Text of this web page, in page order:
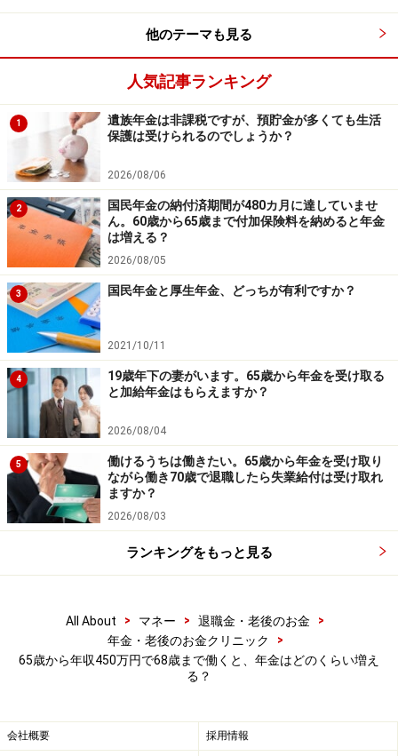
【編集部からのお知らせ】
・「家計」について、アンケート（2026/8/31まで）
を実施
※抽選で20名にAmazonギフト券1000円分プレゼント
※謝礼付きの限定アンケートやモニター企画に参加が可能に
他のテーマも見る
人気記事ランキング
1
遺族年金は非課税ですが、預貯金が多くても生活
保護は受けられるのでしょうか？
2026/08/06
2
国民年金の納付済期間が480カ月に達していませ
ん。60歳から65歳まで付加保険料を納めると年金
は増える？
2026/08/05
3 国民年金と厚生年金、どっちが有利ですか？
2021/10/11
4
19歳年下の妻がいます。65歳から年金を受け取る
と加給年金はもらえますか？
2026/08/04
5
働けるうちは働きたい。65歳から年金を受け取り
ながら働き70歳で退職したら失業給付は受け取れ
ますか？
2026/08/03
ランキングをもっと見る
All About > マネー > 退職金・老後のお金
>
年金・老後のお金クリニック
>
65歳から年収450万円で68歳まで働くと、年金はどのくらい増え
る？
会社概要 採用情報